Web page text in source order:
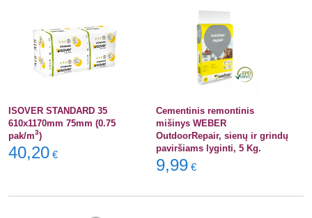
ISOVER STANDARD 35
610x1170mm 75mm (0.75
pak/m3)
40,20 €
Cementinis remontinis
mišinys WEBER
OutdoorRepair, sienų ir grindų
paviršiams lyginti, 5 Kg.
9,99 €